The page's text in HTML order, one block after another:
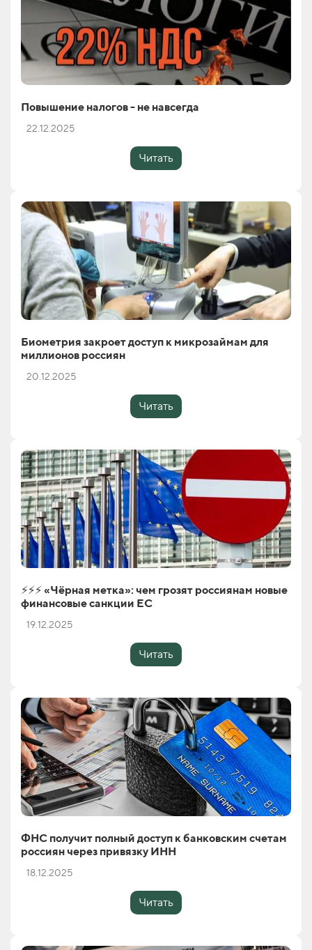
Повышение налогов - не навсегда
22.12.2025
Читать
Биометрия закроет доступ к микрозаймам для
миллионов россиян
20.12.2025
Читать
⚡️⚡️⚡️ «Чёрная метка»: чем грозят россиянам новые
финансовые санкции ЕС
19.12.2025
Читать
ФНС получит полный доступ к банковским счетам
россиян через привязку ИНН
18.12.2025
Читать